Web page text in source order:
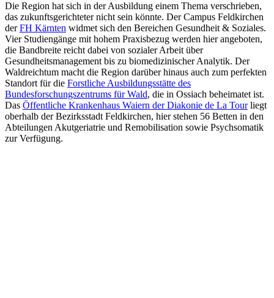
Die Region hat sich in der Ausbildung einem Thema verschrieben,
das zukunftsgerichteter nicht sein könnte. Der Campus Feldkirchen
derFH Kärnten widmet sich den Bereichen Gesundheit & Soziales.
Vier Studiengänge mit hohem Praxisbezug werden hier angeboten,
die Bandbreite reicht dabei von sozialer Arbeit über
Gesundheitsmanagement bis zu biomedizinischer Analytik. Der
Waldreichtum macht die Region darüber hinaus auch zum perfekten
Standort für die Forstliche Ausbildungsstätte des
Bundesforschungszentrums für Wald, die in Ossiach beheimatet ist.
Das Öffentliche Krankenhaus Waiern der Diakonie de La Tourliegt
oberhalb der Bezirksstadt Feldkirchen, hier stehen 56 Betten in den
Abteilungen Akutgeriatrie und Remobilisation sowie Psychsomatik
zur Verfügung.